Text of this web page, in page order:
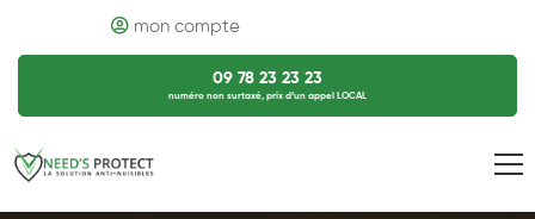
mon compte
09 78 23 23 23
numéro non surtaxé, prix d’un appel LOCAL